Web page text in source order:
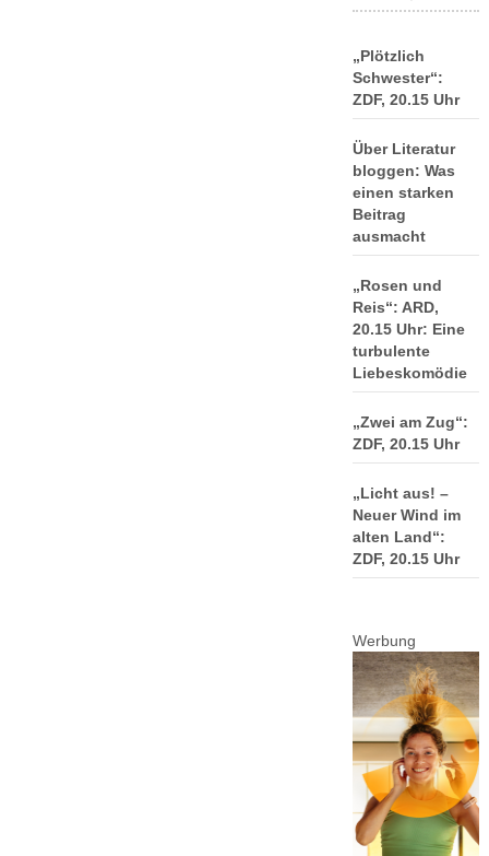
„Plötzlich
Schwester“:
ZDF, 20.15 Uhr
Über Literatur
bloggen: Was
einen starken
Beitrag
ausmacht
„Rosen und
Reis“: ARD,
20.15 Uhr: Eine
turbulente
Liebeskomödie
„Zwei am Zug“:
ZDF, 20.15 Uhr
„Licht aus! –
Neuer Wind im
alten Land“:
ZDF, 20.15 Uhr
Werbung